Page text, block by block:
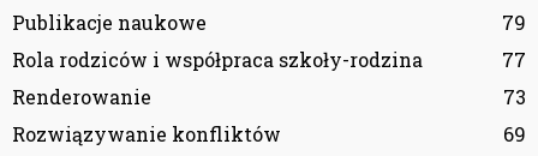
Publikacje naukowe
79
Rola rodziców i współpraca szkoły-rodzina
77
Renderowanie
73
Rozwiązywanie konfliktów
69